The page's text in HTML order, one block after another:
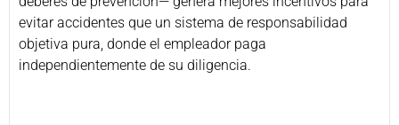
evitar accidentes que un sistema de responsabilidad
objetiva pura, donde el empleador paga
independientemente de su diligencia.